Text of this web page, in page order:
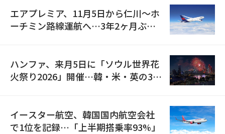
エアプレミア、11月5日から仁川〜ホ
ーチミン路線運航へ…3年2ヶ月ぶり
ハンファ、来月5日に「ソウル世界花
火祭り2026」開催…韓・米・英の3カ
イースター航空、韓国国内航空会社
で1位を記録…「上半期搭乗率93%」